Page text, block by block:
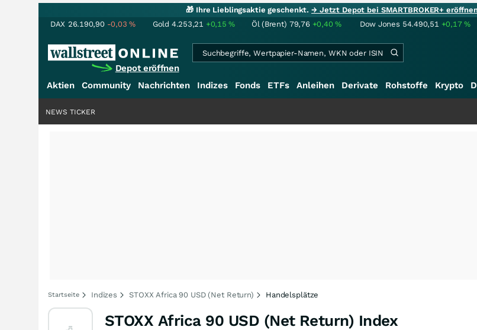
🎁 Ihre Lieblingsaktie geschenkt.→ Jetzt Depot bei SMARTBROKER+
DAX 26.190,90 -0,03% Gold 4.253,21 +0,15% Öl (Brent) 79,76 +0,40% Dow Jones 54.490,51 +0,17%
Depot eröffnen
Aktien Community Nachrichten Indizes Fonds ETFs Anleihen Derivate Rohstoffe Krypto
NEWS TICKER
Startseite Indizes STOXX Africa 90 USD (Net Return) Handelsplätze
STOXX Africa 90 USD (Net Return) Index